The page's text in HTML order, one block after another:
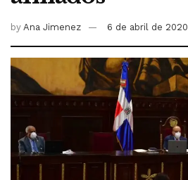
by Ana Jimenez 6 de abril de 2020